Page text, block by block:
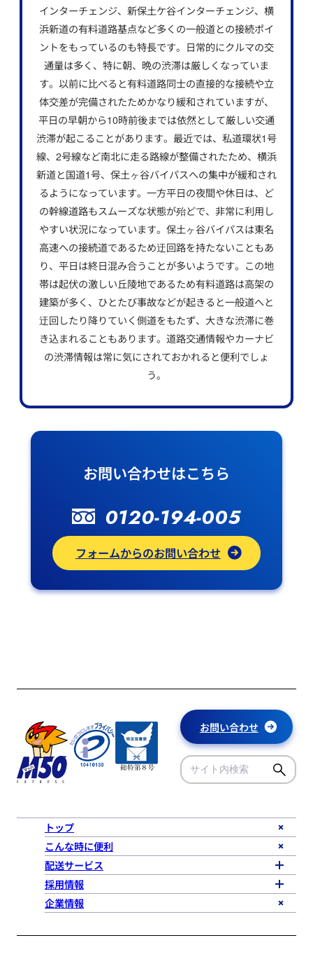
インターチェンジ、新保土ケ谷インターチェンジ、横
浜新道の有料道路基点など多くの一般道との接続ポイ
ントをもっているのも特長です。日常的にクルマの交
通量は多く、特に朝、晩の渋滞は厳しくなっていま
す。以前に比べると有料道路同士の直接的な接続や立
体交差が完備されたためかなり緩和されていますが、
平日の早朝から10時前後までは依然として厳しい交通
渋滞が起こることがあります。最近では、私道環状1号
線、2号線など南北に走る路線が整備されたため、横浜
新道と国道1号、保土ヶ谷バイパスへの集中が緩和され
るようになっています。一方平日の夜間や休日は、ど
の幹線道路もスムーズな状態が殆どで、非常に利用し
やすい状況になっています。保土ヶ谷バイパスは東名
高速への接続道であるため迂回路を持たないこともあ
り、平日は終日混み合うことが多いようです。この地
帯は起伏の激しい丘陵地であるため有料道路は高架の
建築が多く、ひとたび事故などが起きると一般道へと
迂回したり降りていく側道をもたず、大きな渋滞に巻
き込まれることもあります。道路交通情報やカーナビ
の渋滞情報は常に気にされておかれると便利でしょ
う。
お問い合わせはこちら
0120-194-005
フォームからのお問い合わせ
お問い合わせ
トップ
こんな時に便利
配送サービス
採用情報
企業情報